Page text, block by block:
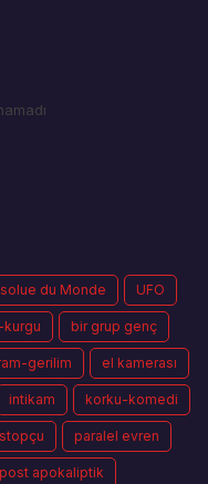
du Monde UFO
bir grup genç
gerilim el kamerası
intikam korku-komedi
paralel evren
post apokaliptik